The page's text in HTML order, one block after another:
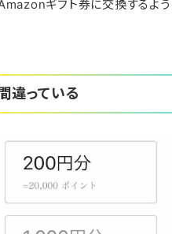
ギフト券に交換するよう
違っている